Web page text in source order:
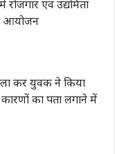
रोजगार एवं उद्यमिता
आयोजन
कर युवक ने किया
का पता लगाने में